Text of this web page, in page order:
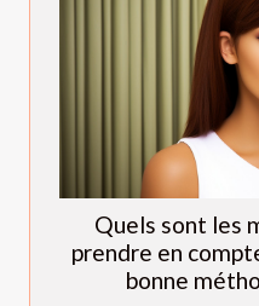
Quels sont les
prendre en
bonne